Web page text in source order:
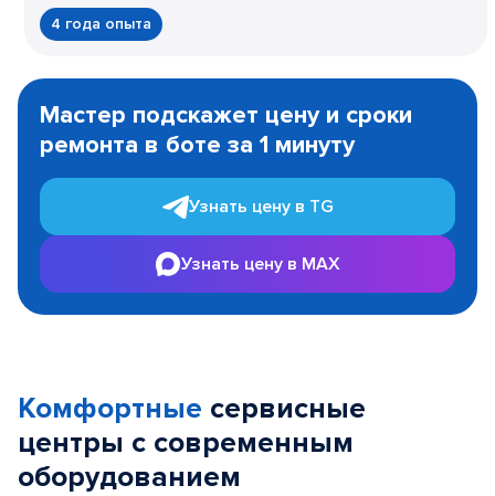
4 года опыта
1
Мастер подскажет цену и сроки
ремонта в боте за 1 минуту
Узнать цену в TG
Узнать цену в MAX
Комфортные сервисные
центры с современным
оборудованием